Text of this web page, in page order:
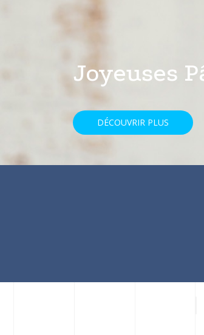
Des
avec une
DÉCOUVRIR PLUS